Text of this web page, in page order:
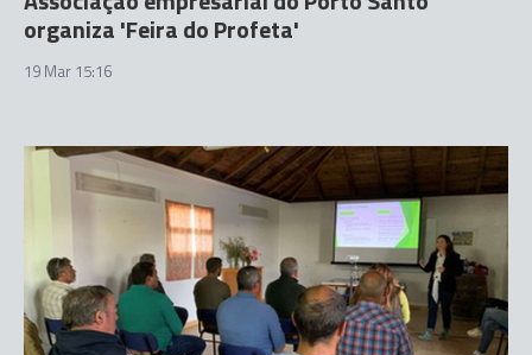
organiza 'Feira do Profeta'
19 Mar 15:16